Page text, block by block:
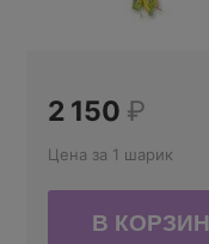
2 150 ₽
Цена за 1 шарик